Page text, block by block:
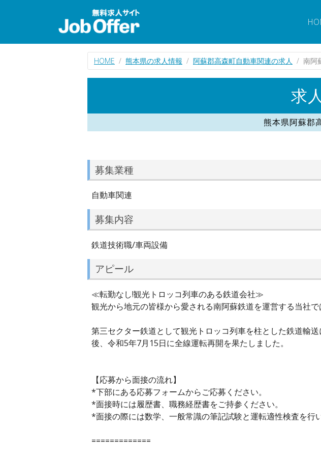
HOME 熊本県の求人情報 阿蘇郡高森町自動車関連の求人 南阿
求
熊本県阿蘇郡
募集業種
自動車関連
募集内容
鉄道技術職/車両設備
アピール
≪転勤なし!観光トロッコ列車のある鉄道会社≫
観光から地元の皆様から愛される南阿蘇鉄道を運営する当社
第三セクター鉄道として観光トロッコ列車を柱とした鉄道輸
後、令和5年7月15日に全線運転再開を果たしました。
【応募から面接の流れ】
*下部にある応募フォームからご応募ください。
*面接時には履歴書、職務経歴書をご持参ください。
*面接の際には数学、一般常識の筆記試験と運転適性検査を行い
=============